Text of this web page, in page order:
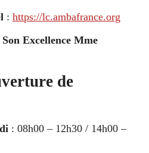
: https://lc.ambafrance.org
Son Excellence Mme
de
: 08h00 – 12h30 / 14h00 –